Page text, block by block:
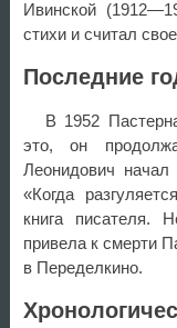
Ивинской
стихи и считал
Последние
В 1952
это, он
Леонидович
«Когда
книга писателя.
привела к смерти
в Переделкино.